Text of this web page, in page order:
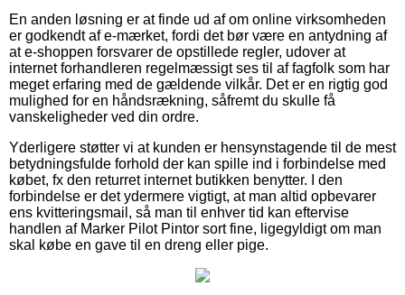
En anden løsning er at finde ud af om online virksomheden
er godkendt af e-mærket, fordi det bør være en antydning af
at e-shoppen forsvarer de opstillede regler, udover at
internet forhandleren regelmæssigt ses til af fagfolk som har
meget erfaring med de gældende vilkår. Det er en rigtig god
mulighed for en håndsrækning, såfremt du skulle få
vanskeligheder ved din ordre.
Yderligere støtter vi at kunden er hensynstagende til de mest
betydningsfulde forhold der kan spille ind i forbindelse med
købet, fx den returret internet butikken benytter. I den
forbindelse er det ydermere vigtigt, at man altid opbevarer
ens kvitteringsmail, så man til enhver tid kan eftervise
handlen af Marker Pilot Pintor sort fine, ligegyldigt om man
skal købe en gave til en dreng eller pige.